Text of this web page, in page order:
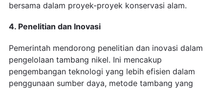
bersama dalam proyek-proyek konservasi alam.
4. Penelitian dan Inovasi
Pemerintah mendorong penelitian dan inovasi dalam
pengelolaan tambang nikel. Ini mencakup
pengembangan teknologi yang lebih efisien dalam
penggunaan sumber daya, metode tambang yang